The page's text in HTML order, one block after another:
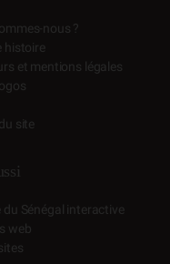
nous ?
histoire
et mentions légales
site
du Sénégal interactive
web